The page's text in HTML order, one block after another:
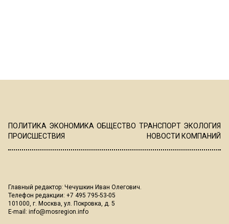
ПОЛИТИКА ЭКОНОМИКА ОБЩЕСТВО ТРАНСПОРТ ЭКОЛОГИЯ
ПРОИСШЕСТВИЯ
НОВОСТИ КОМПАНИЙ
Главный редактор: Чечушкин Иван Олегович.
Телефон редакции: +7 495 795-53-05
101000, г. Москва, ул. Покровка, д. 5
E-mail: info@mosregion.info